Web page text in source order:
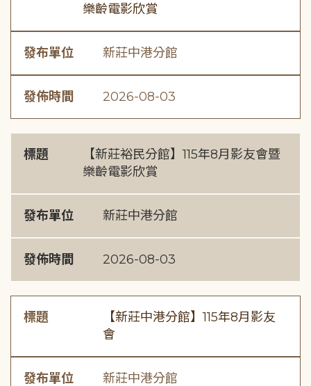
樂齡電影欣賞
發布單位 新莊中港分館
發佈時間 2026-08-03
標題
【新莊裕民分館】115年8月影友會暨
樂齡電影欣賞
發布單位 新莊中港分館
發佈時間 2026-08-03
標題
【新莊中港分館】115年8月影友
會
發布單位 新莊中港分館